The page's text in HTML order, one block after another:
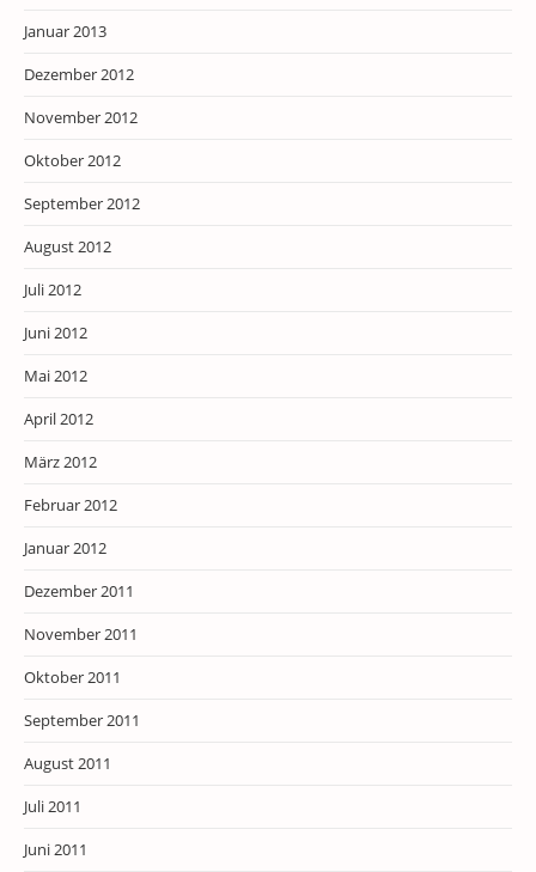
Januar 2013
Dezember 2012
November 2012
Oktober 2012
September 2012
August 2012
Juli 2012
Juni 2012
Mai 2012
April 2012
März 2012
Februar 2012
Januar 2012
Dezember 2011
November 2011
Oktober 2011
September 2011
August 2011
Juli 2011
Juni 2011